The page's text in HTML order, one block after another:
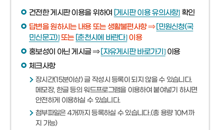
건전한 게시판 이용을 위하여 [게시판 이용 유의사항] 확인
답변을 원하시는 내용 또는 생활불편사항 ⇒ [민원신청(국
민신문고)]또는 [춘천시에 바란다] 이용
홍보성이 아닌 게시글 ⇒ [자유게시판 바로가기]이용
체크사항
장시간(15분이상) 글 작성시 등록이 되지 않을 수 있습니다.
메모장, 한글 등의 워드프로그램을 이용하여 붙여넣기 하시면
안전하게 이용하실 수 있습니다.
첨부파일은 4개까지 등록하실 수 있습니다.(총 용량 10M까
지 가능)